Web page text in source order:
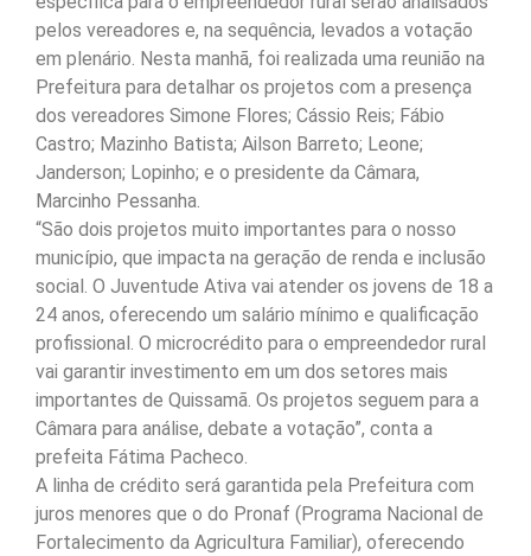
pelos vereadores e, na sequência, levados a votação
em plenário. Nesta manhã, foi realizada uma reunião na
Prefeitura para detalhar os projetos com a presença
dos vereadores Simone Flores; Cássio Reis; Fábio
Castro; Mazinho Batista; Ailson Barreto; Leone;
Janderson; Lopinho; e o presidente da Câmara,
Marcinho Pessanha.
“São dois projetos muito importantes para o nosso
município, que impacta na geração de renda e inclusão
social. O Juventude Ativa vai atender os jovens de 18 a
24 anos, oferecendo um salário mínimo e qualificação
profissional. O microcrédito para o empreendedor rural
vai garantir investimento em um dos setores mais
importantes de Quissamã. Os projetos seguem para a
Câmara para análise, debate a votação”, conta a
prefeita Fátima Pacheco.
A linha de crédito será garantida pela Prefeitura com
juros menores que o do Pronaf (Programa Nacional de
Fortalecimento da Agricultura Familiar), oferecendo